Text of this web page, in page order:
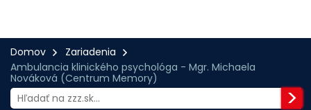
Domov
Zariadenia
Ambulancia klinického psychológa - Mgr. Michaela
Nováková (Centrum Memory)